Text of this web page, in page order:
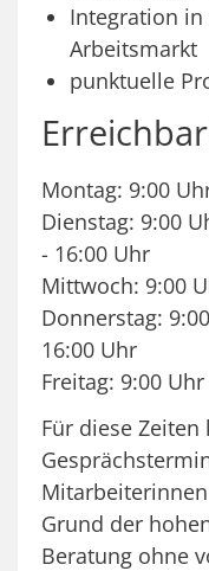
Integration
Arbeitsmarkt
punktuelle
Montag: 9:00
Dienstag: 9:00
- 16:00 Uhr
Mittwoch: 9:00
Donnerstag:
16:00 Uhr
Freitag: 9:00
Für diese
Grund der
Beratung ohne